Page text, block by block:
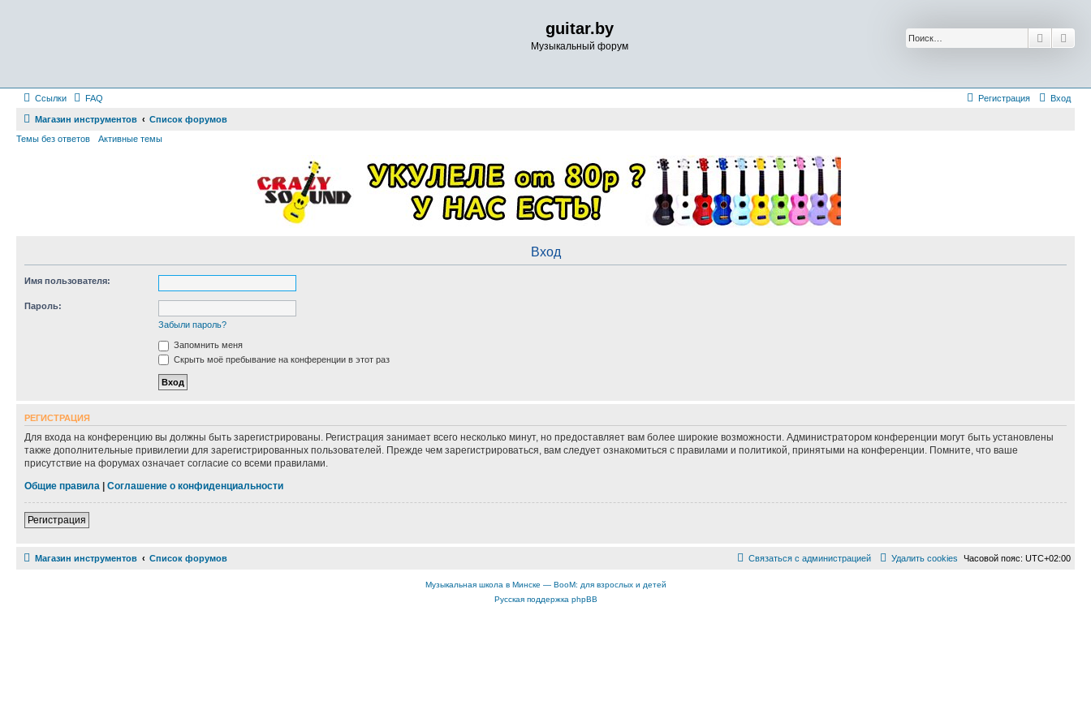
guitar.by
Музыкальный форум
Поиск
Ссылки FAQ Вход
Регистрация
Магазин инструментов
Список форумов
Темы без ответов
Активные темы
Вход
Имя пользователя:
Пароль:
Забыли пароль?
Запомнить меня
Скрыть моё пребывание на конференции в этот раз
РЕГИСТРАЦИЯ
Для входа на конференцию вы должны быть зарегистрированы. Регистрация занимает всего несколько минут, но предоставляет вам более широкие возможности. Администратором конференции могут быть установлены
также дополнительные привилегии для зарегистрированных пользователей. Прежде чем зарегистрироваться, вам следует ознакомиться с правилами и политикой, принятыми на конференции. Помните, что ваше
присутствие на форумах означает согласие со всеми правилами.
Общие правила | Соглашение о конфиденциальности
Регистрация
Магазин инструментов Список форумов Часовой пояс: UTC+02:00
Удалить cookies
Связаться с администрацией
Музыкальная школа в Минске — BooM: для взрослых и детей
Русская поддержка phpBB